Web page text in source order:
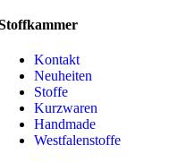
Kontakt
Neuheiten
Stoffe
Kurzwaren
Handmade
Westfalenstoffe